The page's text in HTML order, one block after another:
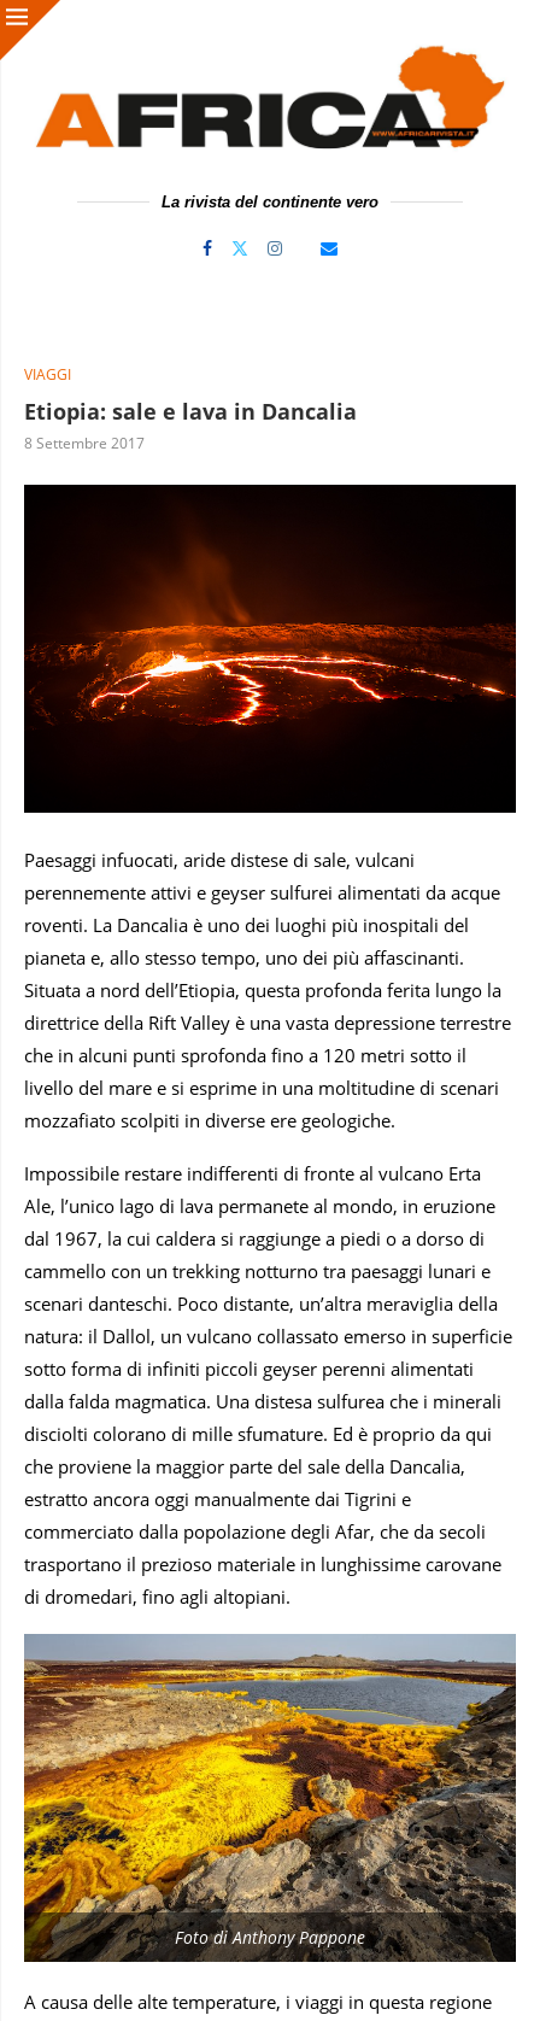
La rivista del continente vero
VIAGGI
Etiopia: sale e lava in Dancalia
8 Settembre 2017
Paesaggi infuocati, aride distese di sale, vulcani
perennemente attivi e geyser sulfurei alimentati da acque
roventi. La Dancalia è uno dei luoghi più inospitali del
pianeta e, allo stesso tempo, uno dei più affascinanti.
Situata a nord dell’Etiopia, questa profonda ferita lungo la
direttrice della Rift Valley è una vasta depressione terrestre
che in alcuni punti sprofonda fino a 120 metri sotto il
livello del mare e si esprime in una moltitudine di scenari
mozzafiato scolpiti in diverse ere geologiche.
Impossibile restare indifferenti di fronte al vulcano Erta
Ale, l’unico lago di lava permanete al mondo, in eruzione
dal 1967, la cui caldera si raggiunge a piedi o a dorso di
cammello con un trekking notturno tra paesaggi lunari e
scenari danteschi. Poco distante, un’altra meraviglia della
natura: il Dallol, un vulcano collassato emerso in superficie
sotto forma di infiniti piccoli geyser perenni alimentati
dalla falda magmatica. Una distesa sulfurea che i minerali
disciolti colorano di mille sfumature. Ed è proprio da qui
che proviene la maggior parte del sale della Dancalia,
estratto ancora oggi manualmente dai Tigrini e
commerciato dalla popolazione degli Afar, che da secoli
trasportano il prezioso materiale in lunghissime carovane
di dromedari, fino agli altopiani.
Foto di Anthony Pappone
A causa delle alte temperature, i viaggi in questa regione